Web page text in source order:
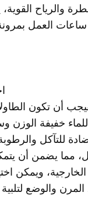
والرياح
العمل
يجب أن تكون
خفيفة
للتآكل
مما يضمن أن
ويمكن